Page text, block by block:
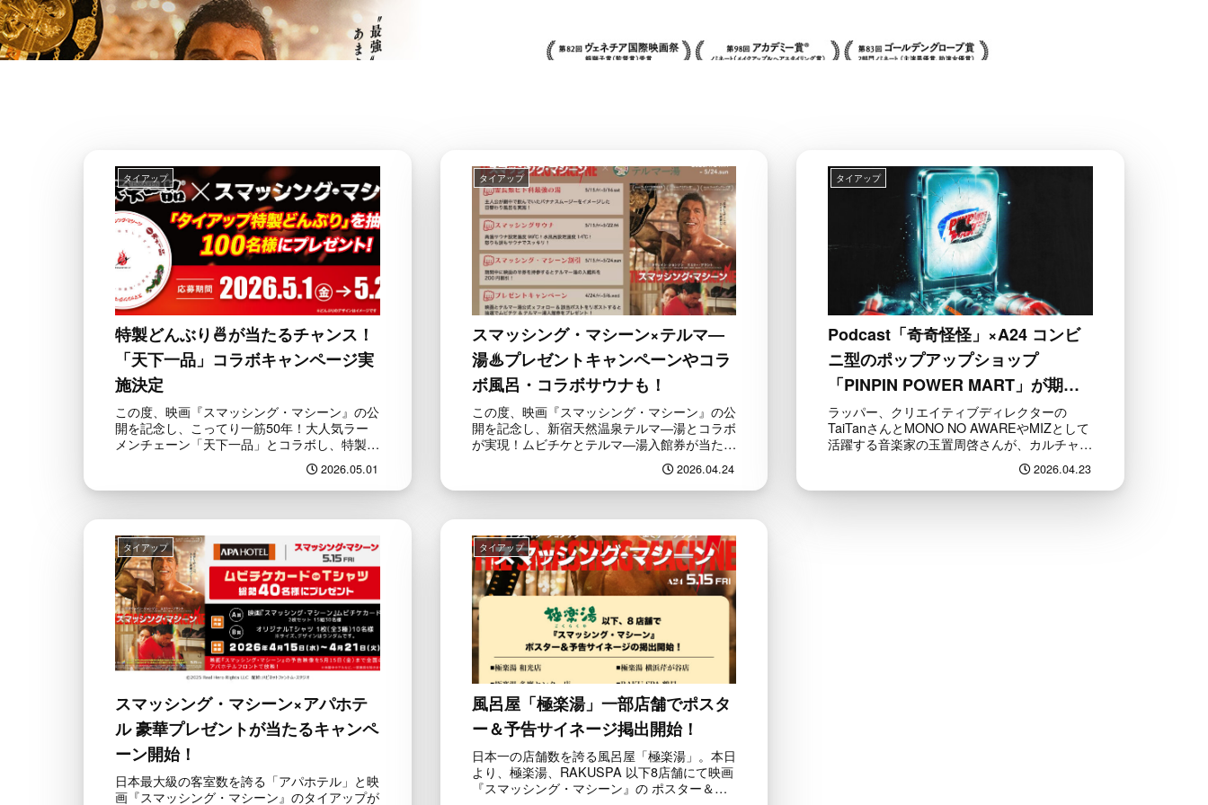
タイアップ
特製どんぶり🍜が当たるチャンス！
「天下一品」コラボキャンページ実
施決定
この度、映画『スマッシング・マシーン』の公
開を記念し、こってり一筋50年！大人気ラー
メンチェーン「天下一品」とコラボし、特製ど
んぶりが当たるプレゼントキャンペーンを実施
いたします。本日より全国の「天下一品」店舗
で掲出される以下ポスターの二次...
2026.05.01
タイアップ
スマッシング・マシーン×テルマ―
湯♨プレゼントキャンペーンやコラ
ボ風呂・コラボサウナも！
この度、映画『スマッシング・マシーン』の公
開を記念し、新宿天然温泉テルマ―湯とコラボ
が実現！ムビチケとテルマ―湯入館券が当たる
プレゼントキャンペーンのほか、公開後は映画
をイメージしたコラボ風呂やコラボサウナも味
わえます。以下キャンペーンサイ...
2026.04.24
タイアップ
Podcast「奇奇怪怪」×A24 コンビ
ニ型のポップアップショップ
「PINPIN POWER MART」が期間
限定オープン！
ラッパー、クリエイティブディレクターの
TaiTanさんとMONO NO AWAREやMIZとして
活躍する音楽家の玉置周啓さんが、カルチャー
や音楽、社会現象などの話題を独自の視点で面
白がる人気Podcast番組「奇奇怪怪」。この
度、『スマッシ...
2026.04.23
タイアップ
スマッシング・マシーン×アパホテ
ル 豪華プレゼントが当たるキャンペ
ーン開始！
日本最大級の客室数を誇る「アパホテル」と映
画『スマッシング・マシーン』のタイアップが
タイアップ
風呂屋「極楽湯」一部店舗でポスタ
ー＆予告サイネージ掲出開始！
日本一の店舗数を誇る風呂屋「極楽湯」。本日
より、極楽湯、RAKUSPA 以下8店舗にて映画
『スマッシング・マシーン』の ポスター＆予